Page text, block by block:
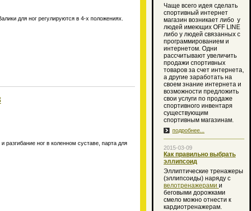
Чаще всего идея сделать
спортивный интернет
магазин возникает либо у
людей имеющих OFF LINE
либо у людей связанных с
программированием и
интернетом. Одни
рассчитывают увеличить
продажи спортивных
товаров за счет интернета,
а другие заработать на
своем знание интернета и
возможности предложить
свои услуги по продаже
спортивного инвентаря
существующим
спортивным магазинам.
подробнее...
2015-03-09
Как правильно выбрать
эллипсоид
Эллиптические тренажеры
(эллипсоиды) наряду с
велотренажерами и
беговыми дорожками
смело можно отнести к
кардиотренажерам.
для ног регулируются в 4-х положениях.
ног в коленном суставе, парта для